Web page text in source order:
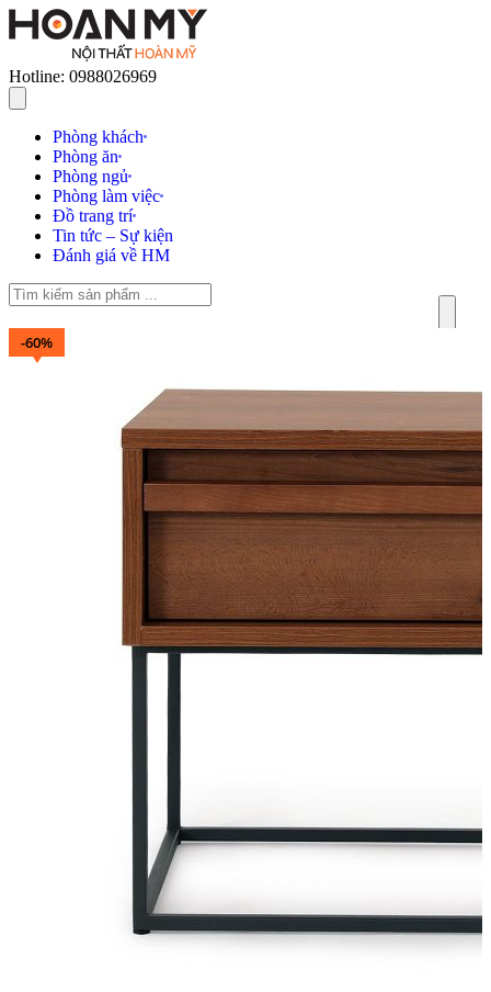
Hotline: 0988026969
Phòng khách
Phòng ăn
Phòng ngủ
Phòng làm việc
Đồ trang trí
Tin tức – Sự kiện
Đánh giá về HM
-60%